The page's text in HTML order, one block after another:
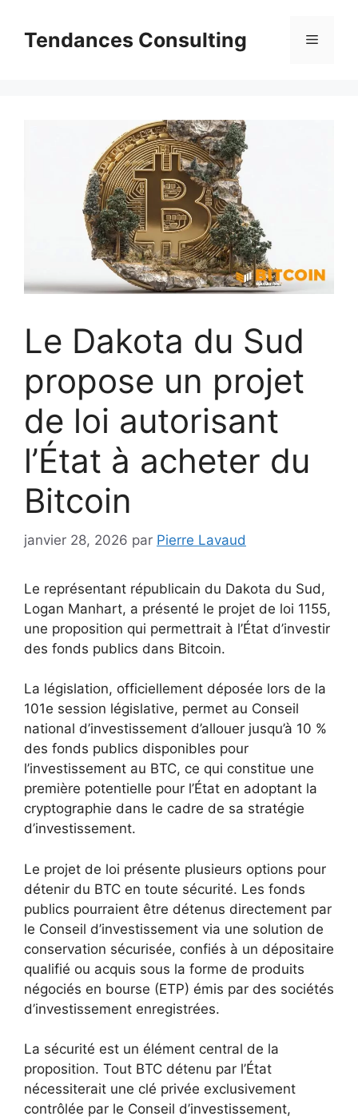
contenuTendances Consulting Menu
Le Dakota du Sud
propose un projet
de loi autorisant
l’État à acheter du
Bitcoin
janvier 28, 2026 par Pierre Lavaud
Le représentant républicain du Dakota du Sud,
Logan Manhart, a présenté le projet de loi 1155,
une proposition qui permettrait à l’État d’investir
des fonds publics dans Bitcoin.
La législation, officiellement déposée lors de la
101e session législative, permet au Conseil
national d’investissement d’allouer jusqu’à 10 %
des fonds publics disponibles pour
l’investissement au BTC, ce qui constitue une
première potentielle pour l’État en adoptant la
cryptographie dans le cadre de sa stratégie
d’investissement.
Le projet de loi présente plusieurs options pour
détenir du BTC en toute sécurité. Les fonds
publics pourraient être détenus directement par
le Conseil d’investissement via une solution de
conservation sécurisée, confiés à un dépositaire
qualifié ou acquis sous la forme de produits
négociés en bourse (ETP) émis par des sociétés
d’investissement enregistrées.
La sécurité est un élément central de la
proposition. Tout BTC détenu par l’État
nécessiterait une clé privée exclusivement
contrôlée par le Conseil d’investissement,